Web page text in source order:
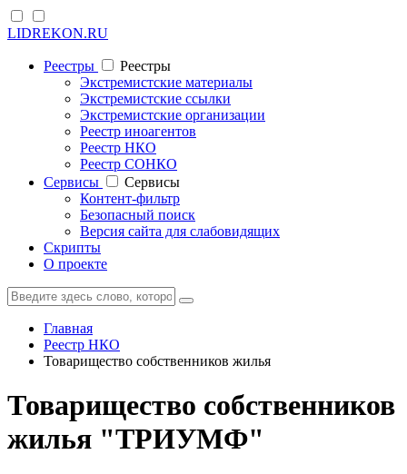
LIDREKON.RU
Реестры
Реестры
Экстремистские материалы
Экстремистские ссылки
Экстремистские организации
Реестр иноагентов
Реестр НКО
Реестр СОНКО
Cервисы
Cервисы
Контент-фильтр
Безопасный поиск
Версия сайта для слабовидящих
Скрипты
О проекте
Главная
Реестр НКО
Товарищество собственников жилья
Товарищество собственников
жилья "ТРИУМФ"